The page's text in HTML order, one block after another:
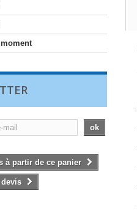
ok
à partir de ce panier
devis